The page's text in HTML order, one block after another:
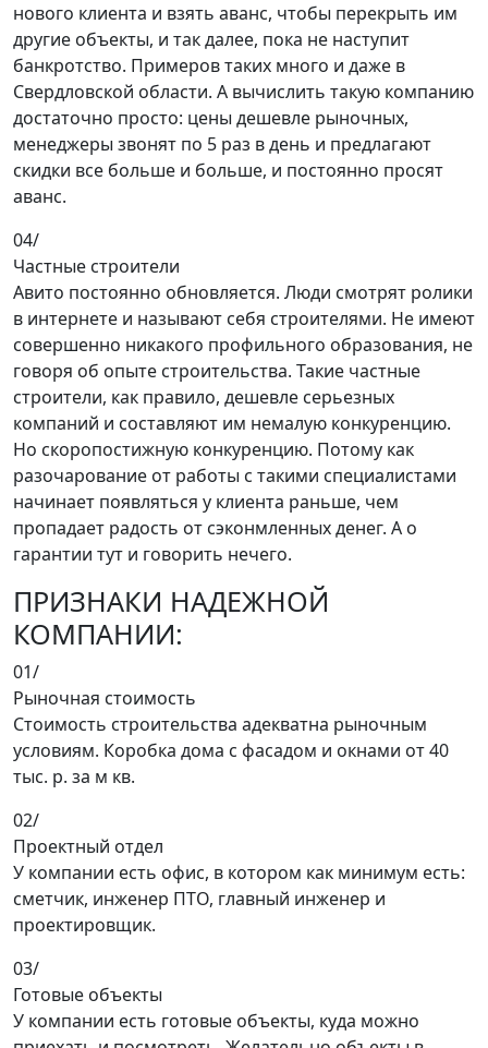
нового клиента и взять аванс, чтобы перекрыть им
другие объекты, и так далее, пока не наступит
банкротство. Примеров таких много и даже в
Свердловской области. А вычислить такую компанию
достаточно просто: цены дешевле рыночных,
менеджеры звонят по 5 раз в день и предлагают
скидки все больше и больше, и постоянно просят
аванс.
04/
Частные строители
Авито постоянно обновляется. Люди смотрят ролики
в интернете и называют себя строителями. Не имеют
совершенно никакого профильного образования, не
говоря об опыте строительства. Такие частные
строители, как правило, дешевле серьезных
компаний и составляют им немалую конкуренцию.
Но скоропостижную конкуренцию. Потому как
разочарование от работы с такими специалистами
начинает появляться у клиента раньше, чем
пропадает радость от сэконмленных денег. А о
гарантии тут и говорить нечего.
ПРИЗНАКИ НАДЕЖНОЙ
КОМПАНИИ:
01/
Рыночная стоимость
Стоимость строительства адекватна рыночным
условиям. Коробка дома с фасадом и окнами от 40
тыс. р. за м кв.
02/
Проектный отдел
У компании есть офис, в котором как минимум есть:
сметчик, инженер ПТО, главный инженер и
проектировщик.
03/
Готовые объекты
У компании есть готовые объекты, куда можно